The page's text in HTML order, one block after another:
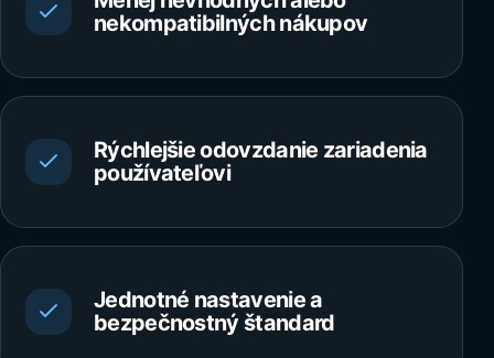
nekompatibilných nákupov
Rýchlejšie odovzdanie zariadenia
používateľovi
Jednotné nastavenie a
bezpečnostný štandard